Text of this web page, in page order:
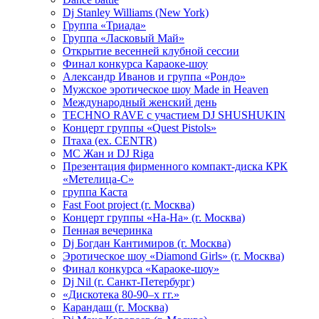
Dj Stanley Williams (New York)
Группа «Триада»
Группа «Ласковый Май»
Открытие весенней клубной сессии
Финал конкурса Караоке-шоу
Александр Иванов и группа «Рондо»
Мужское эротическое шоу Made in Heaven
Международный женский день
TECHNO RAVE с участием DJ SHUSHUKIN
Концерт группы «Quest Pistols»
Птаха (ex. CENTR)
МС Жан и DJ Riga
Презентация фирменного компакт-диска КРК
«Метелица-С»
группа Каста
Fast Foot project (г. Москва)
Концерт группы «На-На» (г. Москва)
Пенная вечеринка
Dj Богдан Кантимиров (г. Москва)
Эротическое шоу «Diamond Girls» (г. Москва)
Финал конкурса «Караоке-шоу»
Dj Nil (г. Санкт-Петербург)
«Дискотека 80-90–х гг.»
Карандаш (г. Москва)